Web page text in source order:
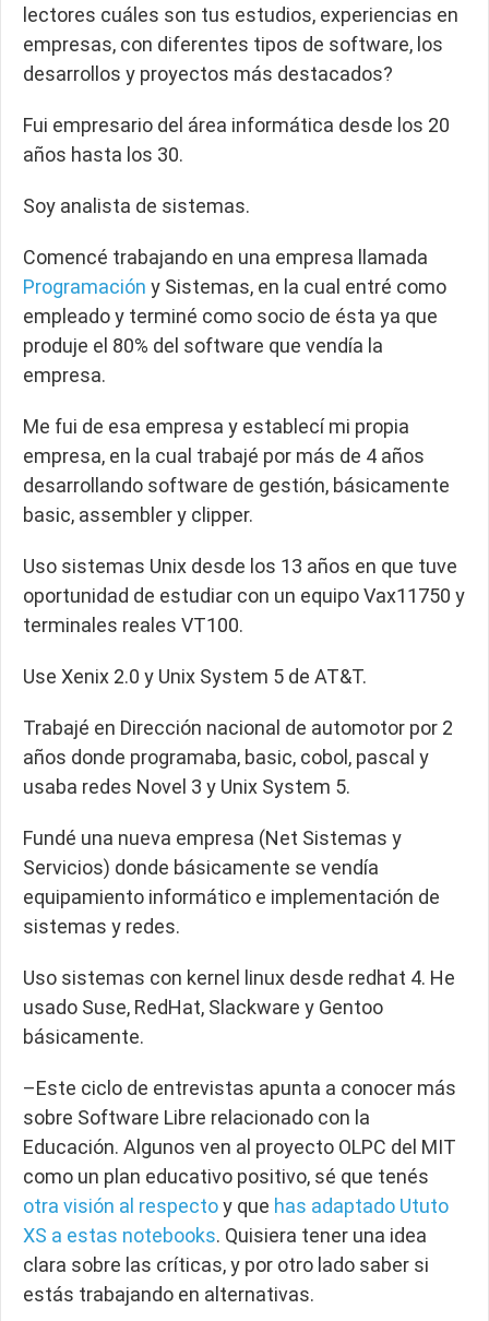
lectores cuáles son tus estudios, experiencias en
empresas, con diferentes tipos de software, los
desarrollos y proyectos más destacados?
Fui empresario del área informática desde los 20
años hasta los 30.
Soy analista de sistemas.
Comencé trabajando en una empresa llamada
Programación y Sistemas, en la cual entré como
empleado y terminé como socio de ésta ya que
produje el 80% del software que vendía la
empresa.
Me fui de esa empresa y establecí mi propia
empresa, en la cual trabajé por más de 4 años
desarrollando software de gestión, básicamente
basic, assembler y clipper.
Uso sistemas Unix desde los 13 años en que tuve
oportunidad de estudiar con un equipo Vax11750 y
terminales reales VT100.
Use Xenix 2.0 y Unix System 5 de AT&T.
Trabajé en Dirección nacional de automotor por 2
años donde programaba, basic, cobol, pascal y
usaba redes Novel 3 y Unix System 5.
Fundé una nueva empresa (Net Sistemas y
Servicios) donde básicamente se vendía
equipamiento informático e implementación de
sistemas y redes.
Uso sistemas con kernel linux desde redhat 4. He
usado Suse, RedHat, Slackware y Gentoo
básicamente.
–Este ciclo de entrevistas apunta a conocer más
sobre Software Libre relacionado con la
Educación. Algunos ven al proyecto OLPC del MIT
como un plan educativo positivo, sé que tenés
otra visión al respectoy que has adaptado Ututo
XS a estas notebooks. Quisiera tener una idea
clara sobre las críticas, y por otro lado saber si
estás trabajando en alternativas.